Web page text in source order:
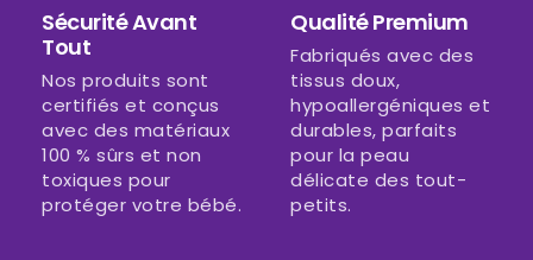
Sécurité Avant
Tout
Nos produits sont
certifiés et conçus
avec des matériaux
100 % sûrs et non
toxiques pour
protéger votre bébé.
Qualité Premium
Fabriqués avec des
tissus doux,
hypoallergéniques et
durables, parfaits
pour la peau
délicate des tout-
petits.